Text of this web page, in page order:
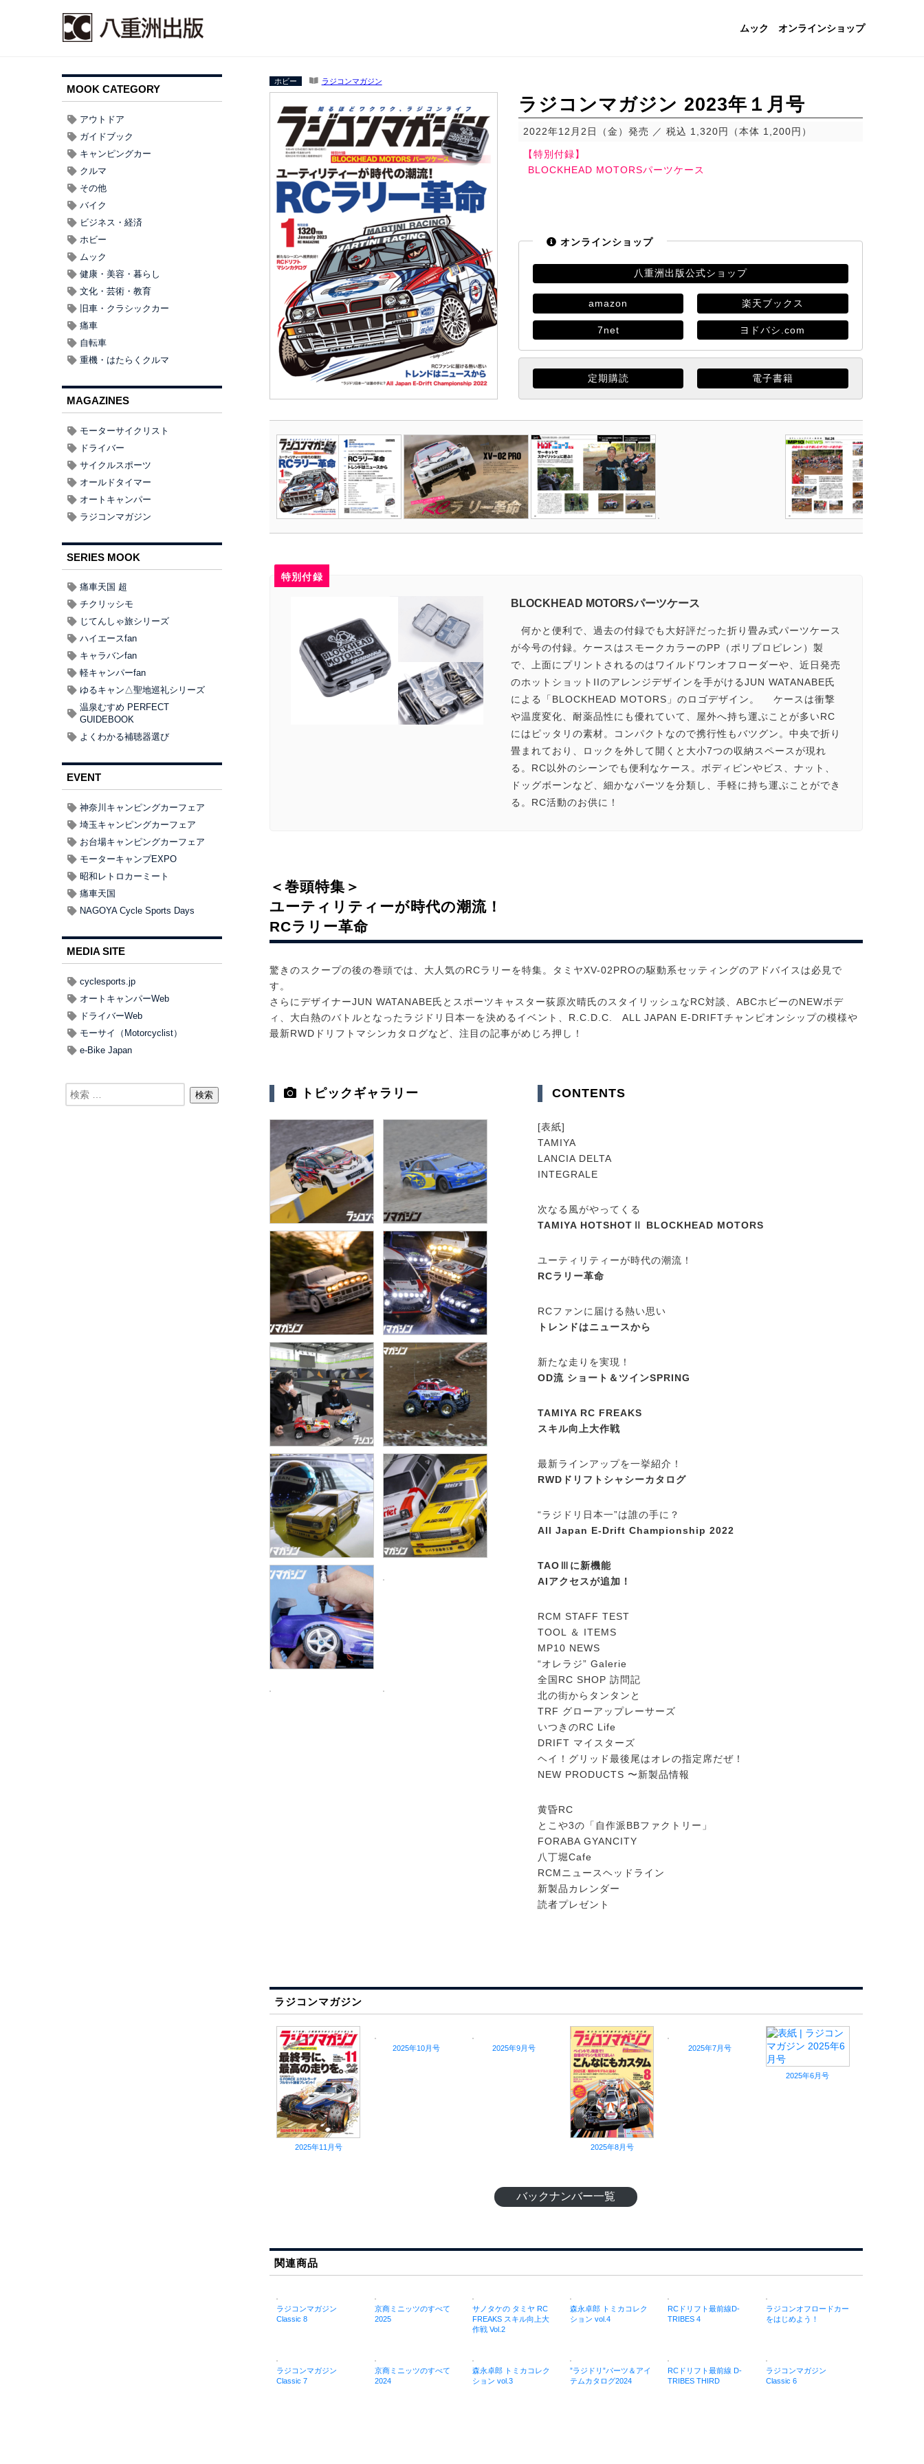
ムック オンラインショップ
ホビー ラジコンマガジン
ラジコンマガジン 2023年１月号
2022年12月2日（金）発売 税込 1,320円（本体 1,200円）
【特別付録】
BLOCKHEAD MOTORSパーツケース
オンラインショップ
八重洲出版公式ショップ
amazon 楽天ブックス
7net ヨドバシ.com
定期購読 電子書籍
特別付録
BLOCKHEAD MOTORSパーツケース
何かと便利で、過去の付録でも大好評だった折り畳み式パーツケース
が今号の付録。ケースはスモークカラーのPP（ポリプロピレン）製
で、上面にプリントされるのはワイルドワンオフローダーや、近日発売
のホットショットIIのアレンジデザインを手がけるJUN WATANABE氏
による「BLOCKHEAD MOTORS」のロゴデザイン。 ケースは衝撃
や温度変化、耐薬品性にも優れていて、屋外へ持ち運ぶことが多いRC
にはピッタリの素材。コンパクトなので携行性もバツグン。中央で折り
畳まれており、ロックを外して開くと大小7つの収納スペースが現れ
る。RC以外のシーンでも便利なケース。ボディピンやビス、ナット、
ドッグボーンなど、細かなパーツを分類し、手軽に持ち運ぶことができ
る。RC活動のお供に！
＜巻頭特集＞
ユーティリティーが時代の潮流！
RCラリー革命
驚きのスクープの後の巻頭では、大人気のRCラリーを特集。タミヤXV-02PROの駆動系セッティングのアドバイスは必見で
す。
さらにデザイナーJUN WATANABE氏とスポーツキャスター荻原次晴氏のスタイリッシュなRC対談、ABCホビーのNEWボデ
ィ、大白熱のバトルとなったラジドリ日本一を決めるイベント、R.C.D.C. ALL JAPAN E-DRIFTチャンピオンシップの模様や
最新RWDドリフトマシンカタログなど、注目の記事がめじろ押し！
トピックギャラリー CONTENTS
[表紙]
TAMIYA
LANCIA DELTA
INTEGRALE
次なる風がやってくる
TAMIYA HOTSHOTⅡ BLOCKHEAD MOTORS
ユーティリティーが時代の潮流！
RCラリー革命
RCファンに届ける熱い思い
トレンドはニュースから
新たな走りを実現！
OD流 ショート＆ツインSPRING
TAMIYA RC FREAKS
スキル向上大作戦
最新ラインアップを一挙紹介！
RWDドリフトシャシーカタログ
“ラジドリ日本一”は誰の手に？
All Japan E-Drift Championship 2022
TAOⅢに新機能
AIアクセスが追加！
RCM STAFF TEST
TOOL ＆ ITEMS
MP10 NEWS
“オレラジ” Galerie
全国RC SHOP 訪問記
北の街からタンタンと
TRF グローアップレーサーズ
いつきのRC Life
DRIFT マイスターズ
ヘイ！グリッド最後尾はオレの指定席だぜ！
NEW PRODUCTS 〜新製品情報
黄昏RC
とこや3の「自作派BBファクトリー」
FORABA GYANCITY
八丁堀Cafe
RCMニュースヘッドライン
新製品カレンダー
読者プレゼント
ラジコンマガジン
2025年11月号
2025年10月号 2025年9月号
2025年8月号
2025年7月号
2025年6月号
バックナンバー一覧
関連商品
ラジコンマガジン
Classic 8
京商ミニッツのすべて
2025
サノタケの タミヤ RC
FREAKS スキル向上大
作戦 Vol.2
森永卓郎 トミカコレク
ション vol.4
RCドリフト最前線D-
TRIBES 4
ラジコンオフロードカー
をはじめよう！
ラジコンマガジン
Classic 7
京商ミニッツのすべて
2024
森永卓郎 トミカコレク
ション vol.3
”ラジドリ”パーツ＆アイ
テムカタログ2024
RCドリフト最前線 D-
TRIBES THIRD
ラジコンマガジン
Classic 6
MOOK CATEGORY
アウトドア
ガイドブック
キャンピングカー
クルマ
その他
バイク
ビジネス・経済
ホビー
ムック
健康・美容・暮らし
文化・芸術・教育
旧車・クラシックカー
痛車
自転車
重機・はたらくクルマ
MAGAZINES
モーターサイクリスト
ドライバー
サイクルスポーツ
オールドタイマー
オートキャンパー
ラジコンマガジン
SERIES MOOK
痛車天国 超
チクリッシモ
じてんしゃ旅シリーズ
ハイエースfan
キャラバンfan
軽キャンパーfan
ゆるキャン△聖地巡礼シリーズ
温泉むすめ PERFECT
GUIDEBOOK
よくわかる補聴器選び
EVENT
神奈川キャンピングカーフェア
埼玉キャンピングカーフェア
お台場キャンピングカーフェア
モーターキャンプEXPO
昭和レトロカーミート
痛車天国
NAGOYA Cycle Sports Days
MEDIA SITE
cyclesports.jp
オートキャンパーWeb
ドライバーWeb
モーサイ（Motorcyclist）
e-Bike Japan